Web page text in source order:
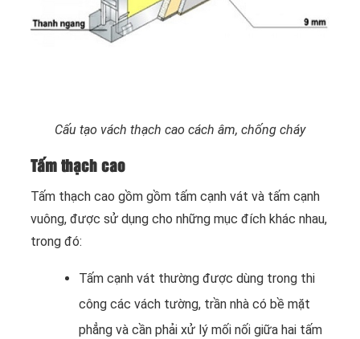
Cấu tạo vách thạch cao cách âm, chống cháy
Tấm thạch cao
Tấm thạch cao gồm gồm tấm cạnh vát và tấm cạnh
vuông, được sử dụng cho những mục đích khác nhau,
trong đó:
Tấm cạnh vát thường được dùng trong thi
công các vách tường, trần nhà có bề mặt
phẳng và cần phải xử lý mối nối giữa hai tấm